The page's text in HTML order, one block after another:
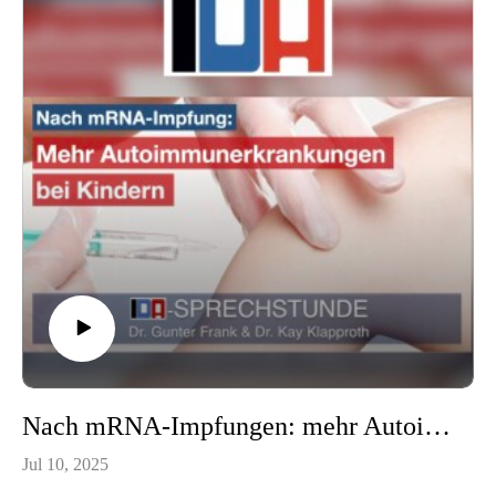
▫️Drosten vs. Sönnichsen und Frank im Sächsischen Landtag
▫️Fakten oder PR-Kampagne? Neue Impfstoffkampagne beim
Paul-Ehrlich-Institut
▫️Risiko Blutdrucksenker
▫️Angriffe auf Demonstrationen. Handelt es sich wirklich um
ein neues Phänomen?
➡️
https://www.youtube.com/channel/UC7lPnoYBmEGuGC9l4
EAHSPw
Unterstütze IDA: Paypal:
www.paypal.com/paypalme/idaheidelberg
(http://www.paypal.com/paypalme/idaheidelberg) IBAN:
DE92 6729 0000 0149 7007 73 BIC: GENODE61HD1
Nach mRNA-Impfungen: mehr Autoimmunerkrankungen bei Kindern - IDA-Sprechstunde mit Dr. Gunter Frank und Dr. Kay Klapproth
Jul 10, 2025